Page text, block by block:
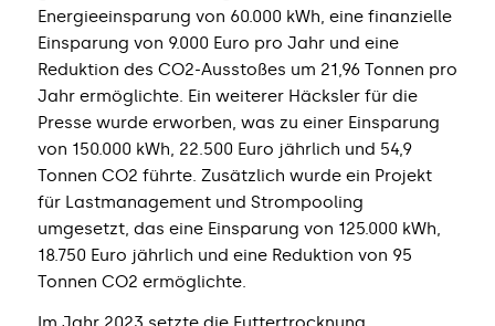
Energieeinsparung von 60.000 kWh, eine finanzielle
Einsparung von 9.000 Euro pro Jahr und eine
Reduktion des CO2-Ausstoßes um 21,96 Tonnen pro
Jahr ermöglichte. Ein weiterer Häcksler für die
Presse wurde erworben, was zu einer Einsparung
von 150.000 kWh, 22.500 Euro jährlich und 54,9
Tonnen CO2 führte. Zusätzlich wurde ein Projekt
für Lastmanagement und Strompooling
umgesetzt, das eine Einsparung von 125.000 kWh,
18.750 Euro jährlich und eine Reduktion von 95
Tonnen CO2 ermöglichte.